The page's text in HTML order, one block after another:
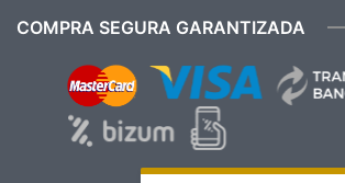
COMPRA SEGURA GARANTIZADA